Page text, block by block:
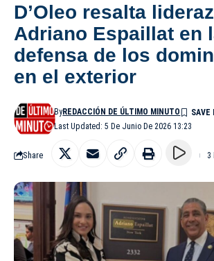
D’Oleo resalta
Adriano Espaillat en
defensa de los
en el exterior
Last Updated: 5 De Junio De 2026 13:23
ByREDACCIÓN DE ÚLTIMO MINUTO
Share 3